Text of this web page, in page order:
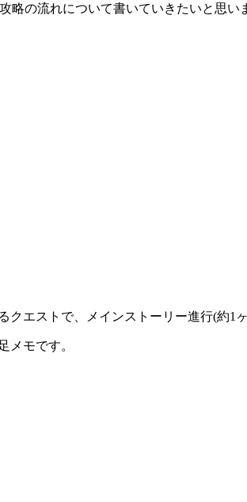
略の流れについて書いていきたいと思い
エストで、メインストーリー進行(約1
メモです。